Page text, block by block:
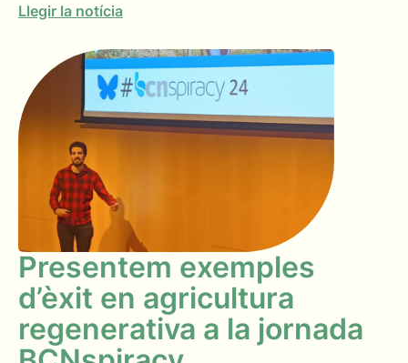
Llegir la notícia
Presentem exemples
d’èxit en agricultura
regenerativa a la jornada